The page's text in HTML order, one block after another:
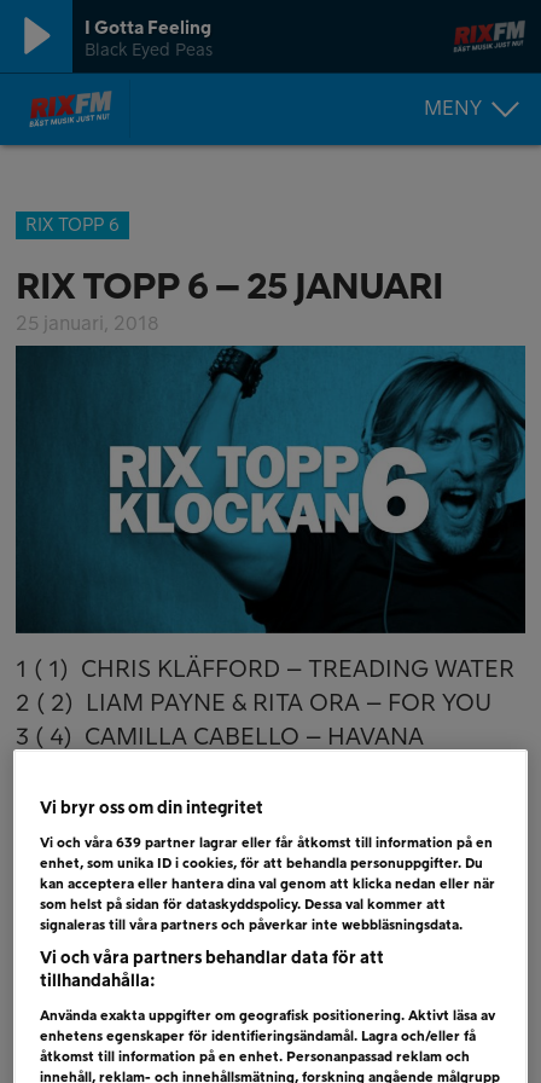
I Gotta Feeling
Black Eyed Peas
MENY
RIX TOPP 6
RIX TOPP 6 – 25 JANUARI
25 januari, 2018
1 ( 1) CHRIS KLÄFFORD – TREADING WATER
2 ( 2) LIAM PAYNE & RITA ORA – FOR YOU
3 ( 4) CAMILLA CABELLO – HAVANA
5 ( 6) LUIS FONSI & DEMI LOVATO – ÉCHAME
LA CULPA
6 ( 5) IMAGINE DRAGONS – WHATEVER IT
TAKES
Vi bryr oss om din integritet
Vi och våra639 partner lagrar eller får åtkomst till information på en
enhet, som unika ID i cookies, för att behandla personuppgifter. Du
kan acceptera eller hantera dina val genom att klicka nedan eller när
som helst på sidan för dataskyddspolicy. Dessa val kommer att
signaleras till våra partners och påverkar inte webbläsningsdata.
Vi och våra partners behandlar data för att
tillhandahålla:
Använda exakta uppgifter om geografisk positionering. Aktivt läsa av
enhetens egenskaper för identifieringsändamål. Lagra och/eller få
åtkomst till information på en enhet. Personanpassad reklam och
innehåll, reklam- och innehållsmätning, forskning angående målgrupp